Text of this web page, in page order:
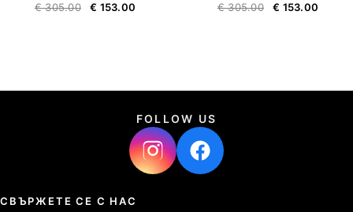
€305.00 € 153.00 €305.00 € 153.00
FOLLOW US
СВЪРЖЕТЕ СЕ С НАС